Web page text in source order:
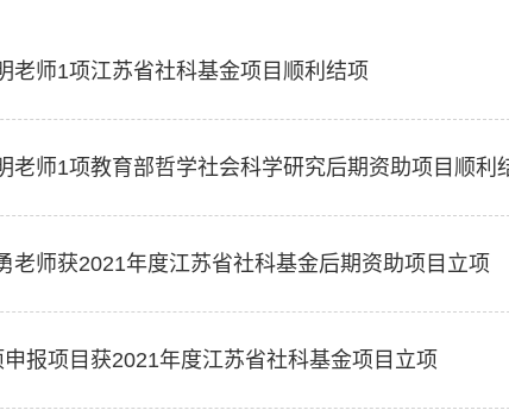
老师1项江苏省社科基金项目顺利结项
老师1项教育部哲学社会科学研究后期资助项目顺利
老师获2021年度江苏省社科基金后期资助项目立项
报项目获2021年度江苏省社科基金项目立项